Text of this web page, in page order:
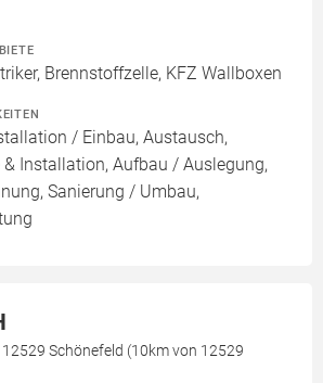
Brennstoffzelle, KFZ Wallboxen
/ Einbau, Austausch,
& Installation, Aufbau / Auslegung,
Sanierung / Umbau,
Schönefeld (10km von 12529